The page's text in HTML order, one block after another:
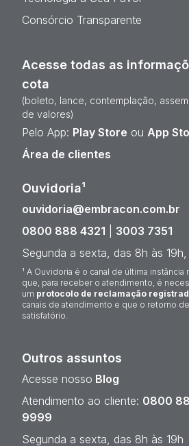
Consórcio Transparente
Acesse todas as
cota
(boleto, lance, contemplação,
de valores)
Pelo App: Play Store ou App
Área de clientes
Ouvidoria¹
ouvidoria@embracon.com.br
0800 888 4321
3003 7351
Segunda a sexta, das 8h às
¹ A Ouvidoria é o canal de última instância
que, para receber o atendimento, é
um protocolo de reclamação
canais de atendimento e que o retorno
satisfatório.
Outros assuntos
Acesse nosso Blog
Atendimento ao cliente: 0800
9999
Segunda a sexta, das 8h às 19h